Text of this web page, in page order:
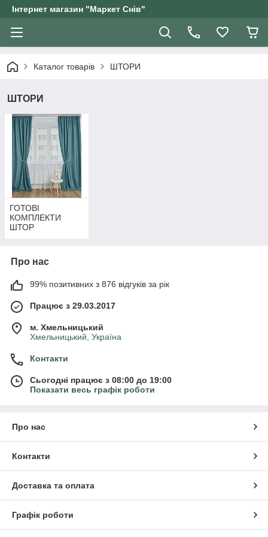
Інтернет магазин "Маркет Снів"
Каталог товарів ШТОРИ
ШТОРИ
ГОТОВІ
КОМПЛЕКТИ
ШТОР
Про нас
99% позитивних з 876 відгуків за рік
Працює з 29.03.2017
м. Хмельницький
Хмельницький, Україна
Контакти
Сьогодні працює з 08:00 до 19:00
Показати весь графік роботи
Про нас
Контакти
Доставка та оплата
Графік роботи